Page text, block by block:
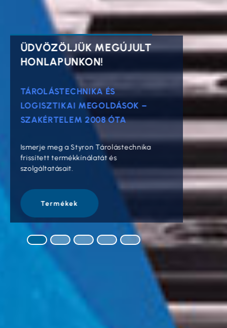
ÜDVÖZÖLJÜK MEGÚJULT
HONLAPUNKON!
TÁROLÁSTECHNIKA ÉS
LOGISZTIKAI MEGOLDÁSOK –
SZAKÉRTELEM 2008 ÓTA
Ismerje meg a Styron Tárolástechnika
frissített termékkínálatát és
szolgáltatásait.
Termékek